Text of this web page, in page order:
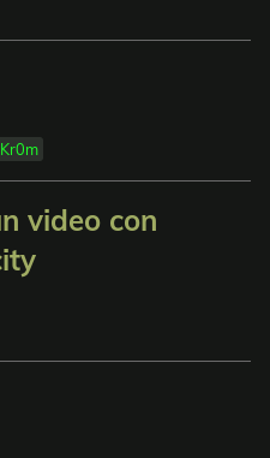
Kr0m
video con